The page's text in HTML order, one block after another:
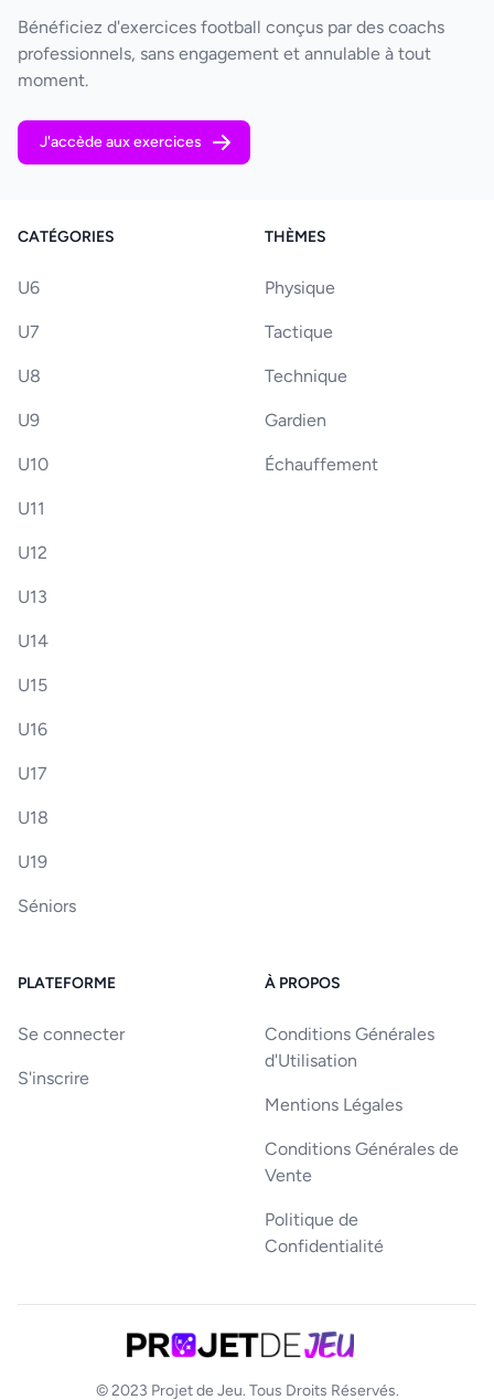
Bénéficiez d'exercices football conçus par des coachs
professionnels, sans engagement et annulable à tout
moment.
J'accède aux exercices
CATÉGORIES
U6
U7
U8
U9
U10
U11
U12
U13
U14
U15
U16
U17
U18
U19
Séniors
THÈMES
Physique
Tactique
Technique
Gardien
Échauffement
PLATEFORME
Se connecter
S'inscrire
À PROPOS
Conditions Générales
d'Utilisation
Mentions Légales
Conditions Générales de
Vente
Politique de
Confidentialité
© 2023 Projet de Jeu. Tous Droits Réservés.